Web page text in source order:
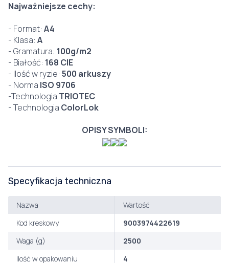
Najważniejsze cechy:
- Format: A4
- Klasa: A
- Gramatura: 100g/m2
- Białość: 168 CIE
- Ilość w ryzie: 500 arkuszy
- Norma ISO 9706
-Technologia TRIOTEC
- Technologia ColorLok
OPISY SYMBOLI:
Specyfikacja techniczna
Nazwa
Wartość
Kod kreskowy
9003974422619
Waga (g)
2500
Ilość w opakowaniu
4